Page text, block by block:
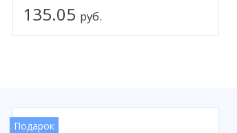
135.05 руб.
Подарок